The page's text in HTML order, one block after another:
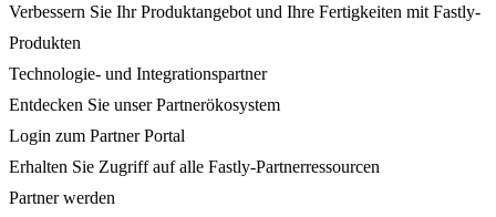
Verbessern Sie Ihr Produktangebot und Ihre Fertigkeiten mit Fastly-
Produkten
Technologie- und Integrationspartner
Entdecken Sie unser Partnerökosystem
Login zum Partner Portal
Erhalten Sie Zugriff auf alle Fastly-Partnerressourcen
Partner werden